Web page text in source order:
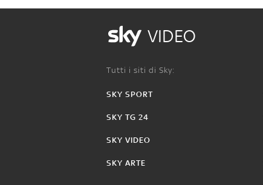
VIDEO
Tutti i siti di Sky:
SKY SPORT
SKY TG 24
SKY VIDEO
SKY ARTE